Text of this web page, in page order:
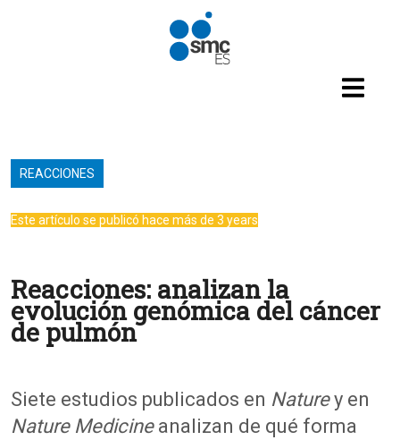
Pasar al contenido principal
REACCIONES
Este artículo se publicó hace más de 3 years
Reacciones: analizan la
evolución genómica del cáncer
de pulmón
Siete estudios publicados en Naturey en
Nature Medicineanalizan de qué forma